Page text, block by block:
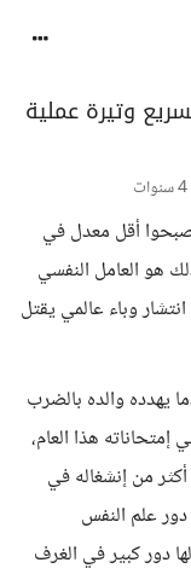
وتيرة عملية
أقل معدل في
هو العامل النفسي
وباء عالمي يقتل
يهدده والده بالضرب
هذا العام،
من إنشغاله في
علم النفس
دور كبير في الغرف